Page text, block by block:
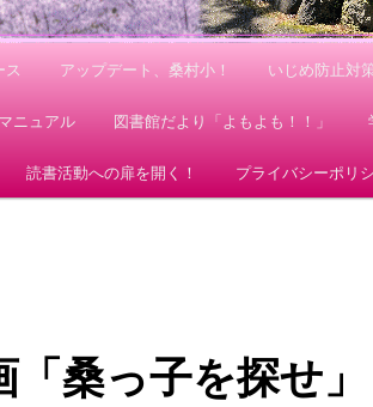
ス アップデート、桑村小！ いじめ防止対
ニュアル 図書館だより「よもよも！！」
読書活動への扉を開く！ プライバシーポリ
桑っ子を探せ」